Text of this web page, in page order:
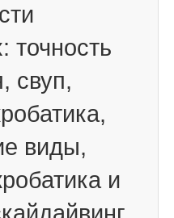
точность
свуп,
виды,
и